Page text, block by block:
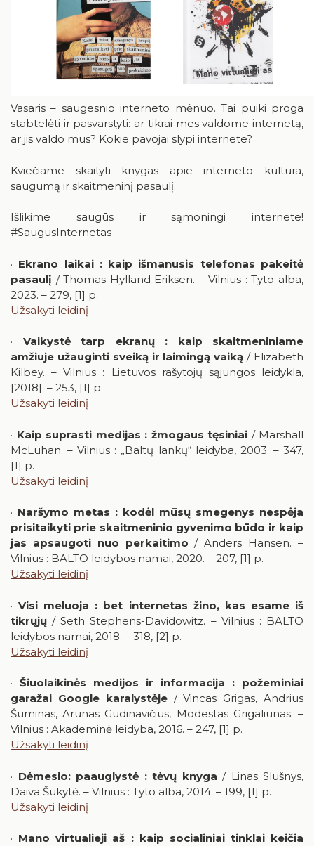
RUGPJŪTIS 2026
1 2
10 11 12
21 23
24 25
31
Legendinis „Lituanicos“ skrydis
Pažinimas turtina
Maistas – ir sveikata, ir grožis, ir vaistas
Ar pažįstame latvių literatūrą?
Pavasarį telydi poezija
Sunkumai ugdo ir augina
Psichologijos knygose – išmintis, stiprybė, viltis
Vasaris – saugesnio interneto mėnuo. Tai puiki proga
stabtelėti ir pasvarstyti: ar tikrai mes valdome internetą,
ar jis valdo mus? Kokie pavojai slypi internete?
Kviečiame skaityti knygas apie interneto kultūra,
saugumą ir skaitmeninį pasaulį.
Išlikime saugūs ir sąmoningi internete!
#SaugusInternetas
· Ekrano laikai : kaip išmanusis telefonas pakeitė
pasaulį / Thomas Hylland Eriksen. – Vilnius : Tyto alba,
2023. – 279, [1] p.
Užsakyti leidinį
· Vaikystė tarp ekranų : kaip skaitmeniniame
amžiuje užauginti sveiką ir laimingą vaiką / Elizabeth
Kilbey. – Vilnius : Lietuvos rašytojų sąjungos leidykla,
[2018]. – 253, [1] p.
Užsakyti leidinį
· Kaip suprasti medijas : žmogaus tęsiniai / Marshall
McLuhan. – Vilnius : „Baltų lankų“ leidyba, 2003. – 347,
[1] p.
Užsakyti leidinį
· Naršymo metas : kodėl mūsų smegenys nespėja
prisitaikyti prie skaitmeninio gyvenimo būdo ir kaip
jas apsaugoti nuo perkaitimo / Anders Hansen. –
Vilnius : BALTO leidybos namai, 2020. – 207, [1] p.
Užsakyti leidinį
·Visi meluoja : bet internetas žino, kas esame iš
tikrųjų/ Seth Stephens-Davidowitz. – Vilnius : BALTO
leidybos namai, 2018. – 318, [2] p.
Užsakyti leidinį
· Šiuolaikinės medijos ir informacija : požeminiai
garažai Google karalystėje/ Vincas Grigas, Andrius
Šuminas, Arūnas Gudinavičius, Modestas Grigaliūnas. –
Vilnius : Akademinė leidyba, 2016. – 247, [1] p.
Užsakyti leidinį
· Dėmesio: paauglystė : tėvų knyga / Linas Slušnys,
Daiva Šukytė. – Vilnius : Tyto alba, 2014. – 199, [1] p.
Užsakyti leidinį
· Mano virtualieji aš : kaip socialiniai tinklai keičia